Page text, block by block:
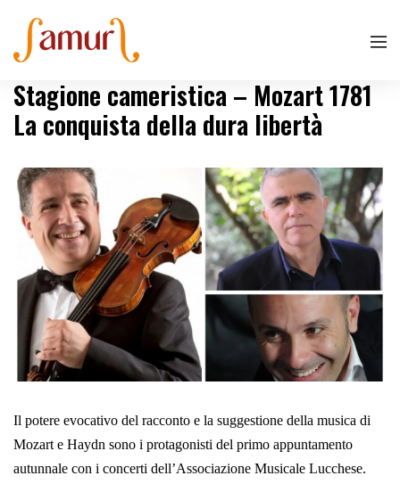
Stagione cameristica – Mozart 1781
La conquista della dura libertà
Il potere evocativo del racconto e la suggestione della musica di
Mozart e Haydn sono i protagonisti del primo appuntamento
autunnale con i concerti dell’Associazione Musicale Lucchese.